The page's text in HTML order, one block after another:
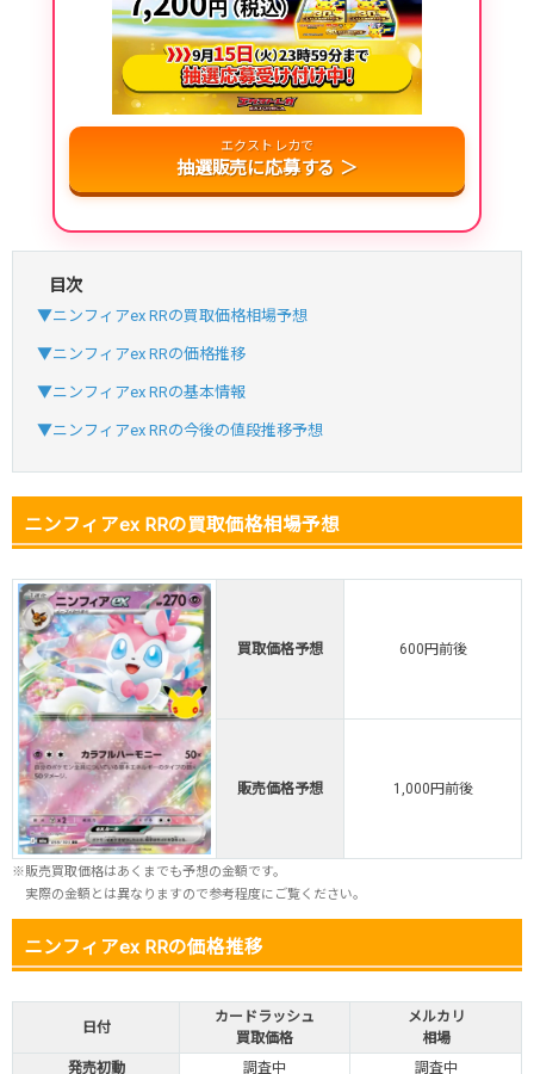
おりパンダ公式はこちら ＞
・新規登録で6種類アド確解禁
・1,000円で1,500coin買える
小口で当たりやすい穴場オリパ
オリパスタジアム公式はこちら ＞
オリくじ
・新規限定！8種類の激熱オリパ
オリくじ公式はこちら ＞
TORAオリパ
・リリース1周年イベント開催中！
・新規登録で最大90%OFF
初回登録で4種類アド確解放
エクストレカで
抽選販売に応募する ＞
目次
▼ニンフィアex RRの買取価格相場予想
▼ニンフィアex RRの価格推移
▼ニンフィアex RRの基本情報
▼ニンフィアex RRの今後の値段推移予想
ニンフィアex RRの買取価格相場予想
買取価格予想 600円前後
販売価格予想 1,000円前後
※販売買取価格はあくまでも予想の金額です。
実際の金額とは異なりますので参考程度にご覧ください。
ニンフィアex RRの価格推移
日付
カードラッシュ
買取価格
メルカリ
相場
発売初動
調査中 調査中